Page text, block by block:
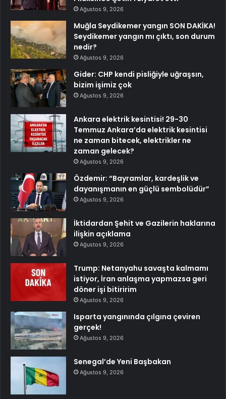
Ağustos 9, 2026
Muğla Seydikemer yangın SON DAKİKA!
Seydikemer yangın mı çıktı, son durum
nedir?
Ağustos 9, 2026
Gider: CHP kendi pisliğiyle uğraşsın,
bizim işimiz çok
Ağustos 9, 2026
Ankara elektrik kesintisi! 29-30
Temmuz Ankara’da elektrik kesintisi
ne zaman bitecek, elektrikler ne
zaman gelecek?
Ağustos 9, 2026
Özdemir: “Bayramlar, kardeşlik ve
dayanışmanın en güçlü sembolüdür”
Ağustos 9, 2026
İktidardan Şehit ve Gazilerin haklarına
ilişkin açıklama
Ağustos 9, 2026
Trump: Netanyahu savaşta kalmamı
istiyor, İran anlaşma yapmazsa geri
döner işi bitiririm
Ağustos 9, 2026
Isparta yangınında çılgına çeviren
gerçek!
Ağustos 9, 2026
Senegal’de Yeni Başbakan
Ağustos 9, 2026